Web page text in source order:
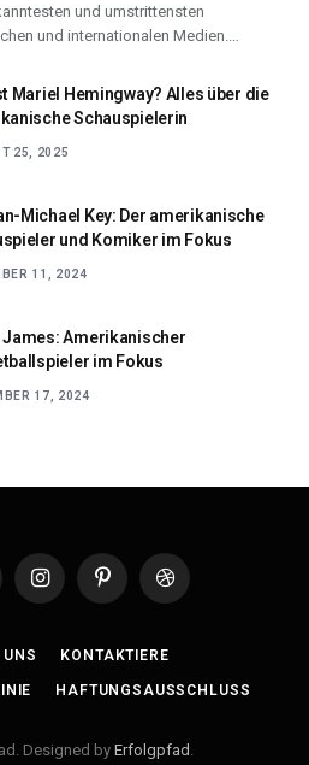
und umstrittensten
und internationalen Medien.…
Mariel Hemingway? Alles über die
Schauspielerin
25, 2025
Michael Key: Der amerikanische
und Komiker im Fokus
11, 2024
James: Amerikanischer
im Fokus
17, 2024
InstagramPinterestDribbble
UNS KONTAKTIERE
HAFTUNGSAUSSCHLUSS
Designed by Erfolgpfad .